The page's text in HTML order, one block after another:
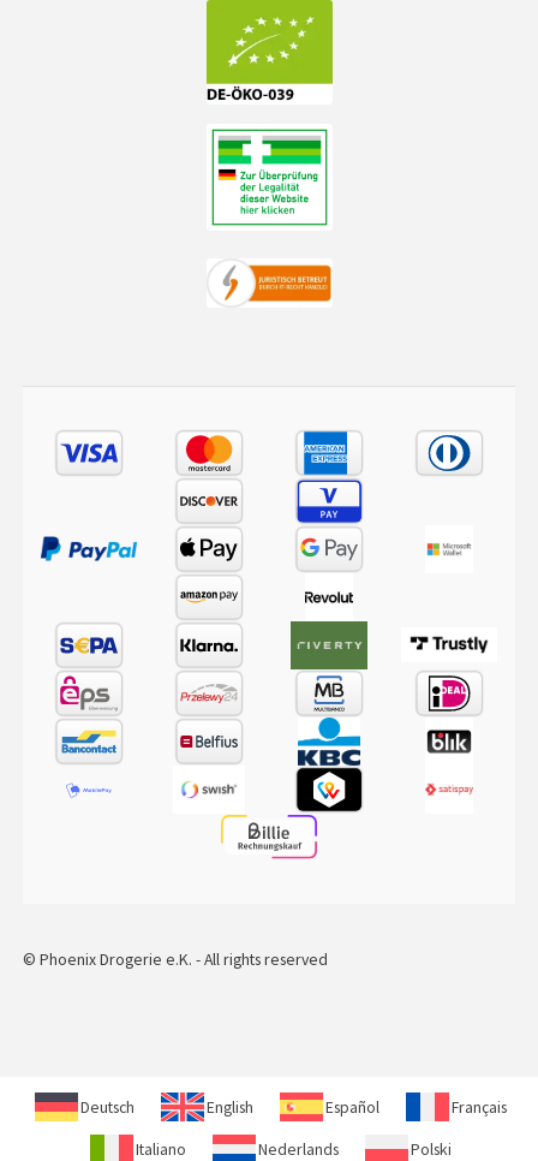
© Phoenix Drogerie e.K. - All rights reserved
Deutsch English Español Français
Italiano Nederlands Polski